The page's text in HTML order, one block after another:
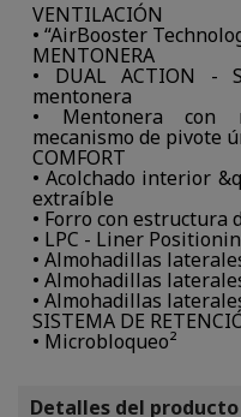
VENTILACIÓN
• “AirBooster
MENTONERA
• DUAL ACTION -
mentonera
• Mentonera con
mecanismo de pivote
COMFORT
• Acolchado interior
extraíble
• Forro con estructura
• LPC - Liner
• Almohadillas
• Almohadillas
• Almohadillas
SISTEMA DE
• Microbloqueo²
Detalles del producto